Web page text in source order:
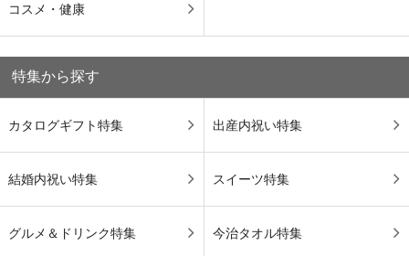
コスメ・健康
特集から探す
カタログギフト特集 出産内祝い特集
結婚内祝い特集 スイーツ特集
グルメ＆ドリンク特集 今治タオル特集